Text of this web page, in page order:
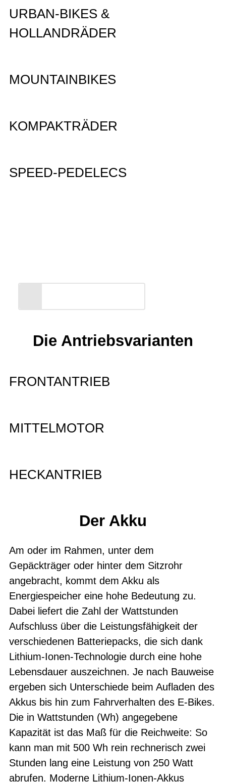
URBAN-BIKES &
HOLLANDRÄDER
MOUNTAINBIKES
KOMPAKTRÄDER
SPEED-PEDELECS
Die Antriebsvarianten
FRONTANTRIEB
MITTELMOTOR
HECKANTRIEB
Der Akku
Am oder im Rahmen, unter dem
Gepäckträger oder hinter dem Sitzrohr
angebracht, kommt dem Akku als
Energiespeicher eine hohe Bedeutung zu.
Dabei liefert die Zahl der Wattstunden
Aufschluss über die Leistungsfähigkeit der
verschiedenen Batteriepacks, die sich dank
Lithium-Ionen-Technologie durch eine hohe
Lebensdauer auszeichnen. Je nach Bauweise
ergeben sich Unterschiede beim Aufladen des
Akkus bis hin zum Fahrverhalten des E-Bikes.
Die in Wattstunden (Wh) angegebene
Kapazität ist das Maß für die Reichweite: So
kann man mit 500 Wh rein rechnerisch zwei
Stunden lang eine Leistung von 250 Watt
abrufen. Moderne Lithium-Ionen-Akkus